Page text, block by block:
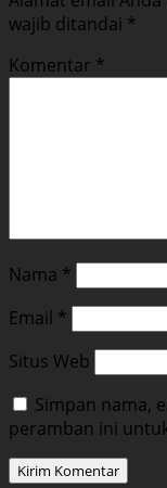
wajib ditandai *
Komentar *
Nama *
Email *
Situs Web
Simpan nama,
peramban ini